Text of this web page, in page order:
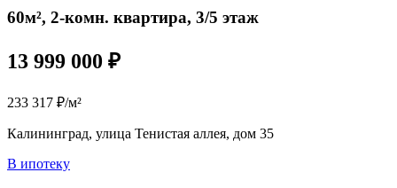
60м², 2-комн. квартира, 3/5 этаж
13 999 000 ₽
233 317 ₽/м²
Калининград, улица Тенистая аллея, дом 35
В ипотеку